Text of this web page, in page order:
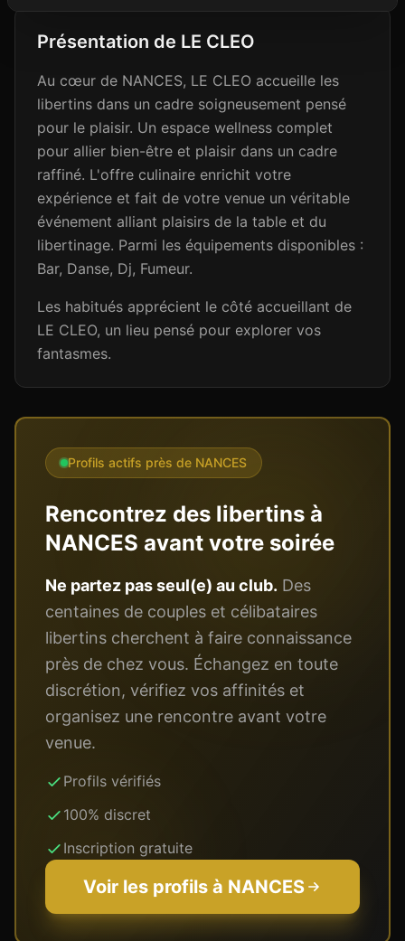
Présentation de LE CLEO
Au cœur de NANCES, LE CLEO accueille les
libertins dans un cadre soigneusement pensé
pour le plaisir. Un espace wellness complet
pour allier bien-être et plaisir dans un cadre
raffiné. L'offre culinaire enrichit votre
expérience et fait de votre venue un véritable
événement alliant plaisirs de la table et du
libertinage. Parmi les équipements disponibles :
Bar, Danse, Dj, Fumeur.
Les habitués apprécient le côté accueillant de
LE CLEO, un lieu pensé pour explorer vos
fantasmes.
Profils actifs près de NANCES
Rencontrez des libertins à
NANCES avant votre soirée
Ne partez pas seul(e) au club. Des
centaines de couples et célibataires
libertins cherchent à faire connaissance
près de chez vous. Échangez en toute
discrétion, vérifiez vos affinités et
organisez une rencontre avant votre
venue.
Profils vérifiés
100% discret
Inscription gratuite
Voir les profils à NANCES